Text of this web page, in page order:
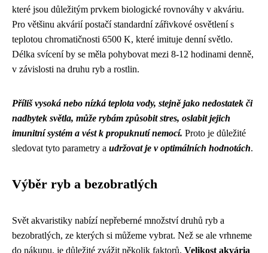
které jsou důležitým prvkem biologické rovnováhy v akváriu.
Pro většinu akvárií postačí standardní zářivkové osvětlení s
teplotou chromatičnosti 6500 K, které imituje denní světlo.
Délka svícení by se měla pohybovat mezi 8-12 hodinami denně,
v závislosti na druhu ryb a rostlin.
Příliš vysoká nebo nízká teplota vody, stejně jako nedostatek či
nadbytek světla, může rybám způsobit stres, oslabit jejich
imunitní systém a vést k propuknutí nemocí. Proto je důležité
sledovat tyto parametry a udržovat je v optimálních hodnotách.
Výběr ryb a bezobratlých
Svět akvaristiky nabízí nepřeberné množství druhů ryb a
bezobratlých, ze kterých si můžeme vybrat. Než se ale vrhneme
do nákupu, je důležité zvážit několik faktorů. Velikost akvária